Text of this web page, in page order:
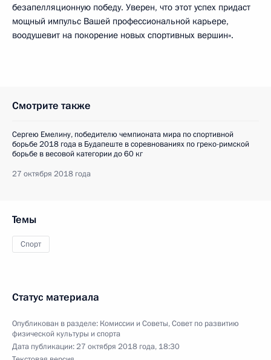
безапелляционную победу. Уверен, что этот успех придаст
мощный импульс Вашей профессиональной карьере,
воодушевит на покорение новых спортивных вершин».
Смотрите также
Сергею Емелину, победителю чемпионата мира по спортивной
борьбе 2018 года в Будапеште в соревнованиях по греко-римской
борьбе в весовой категории до 60 кг
27 октября 2018 года
Темы
Спорт
Статус материала
Опубликован в разделе: Комиссии и Советы,Совет по развитию
физической культуры и спорта
Дата публикации:27 октября 2018 года, 18:30